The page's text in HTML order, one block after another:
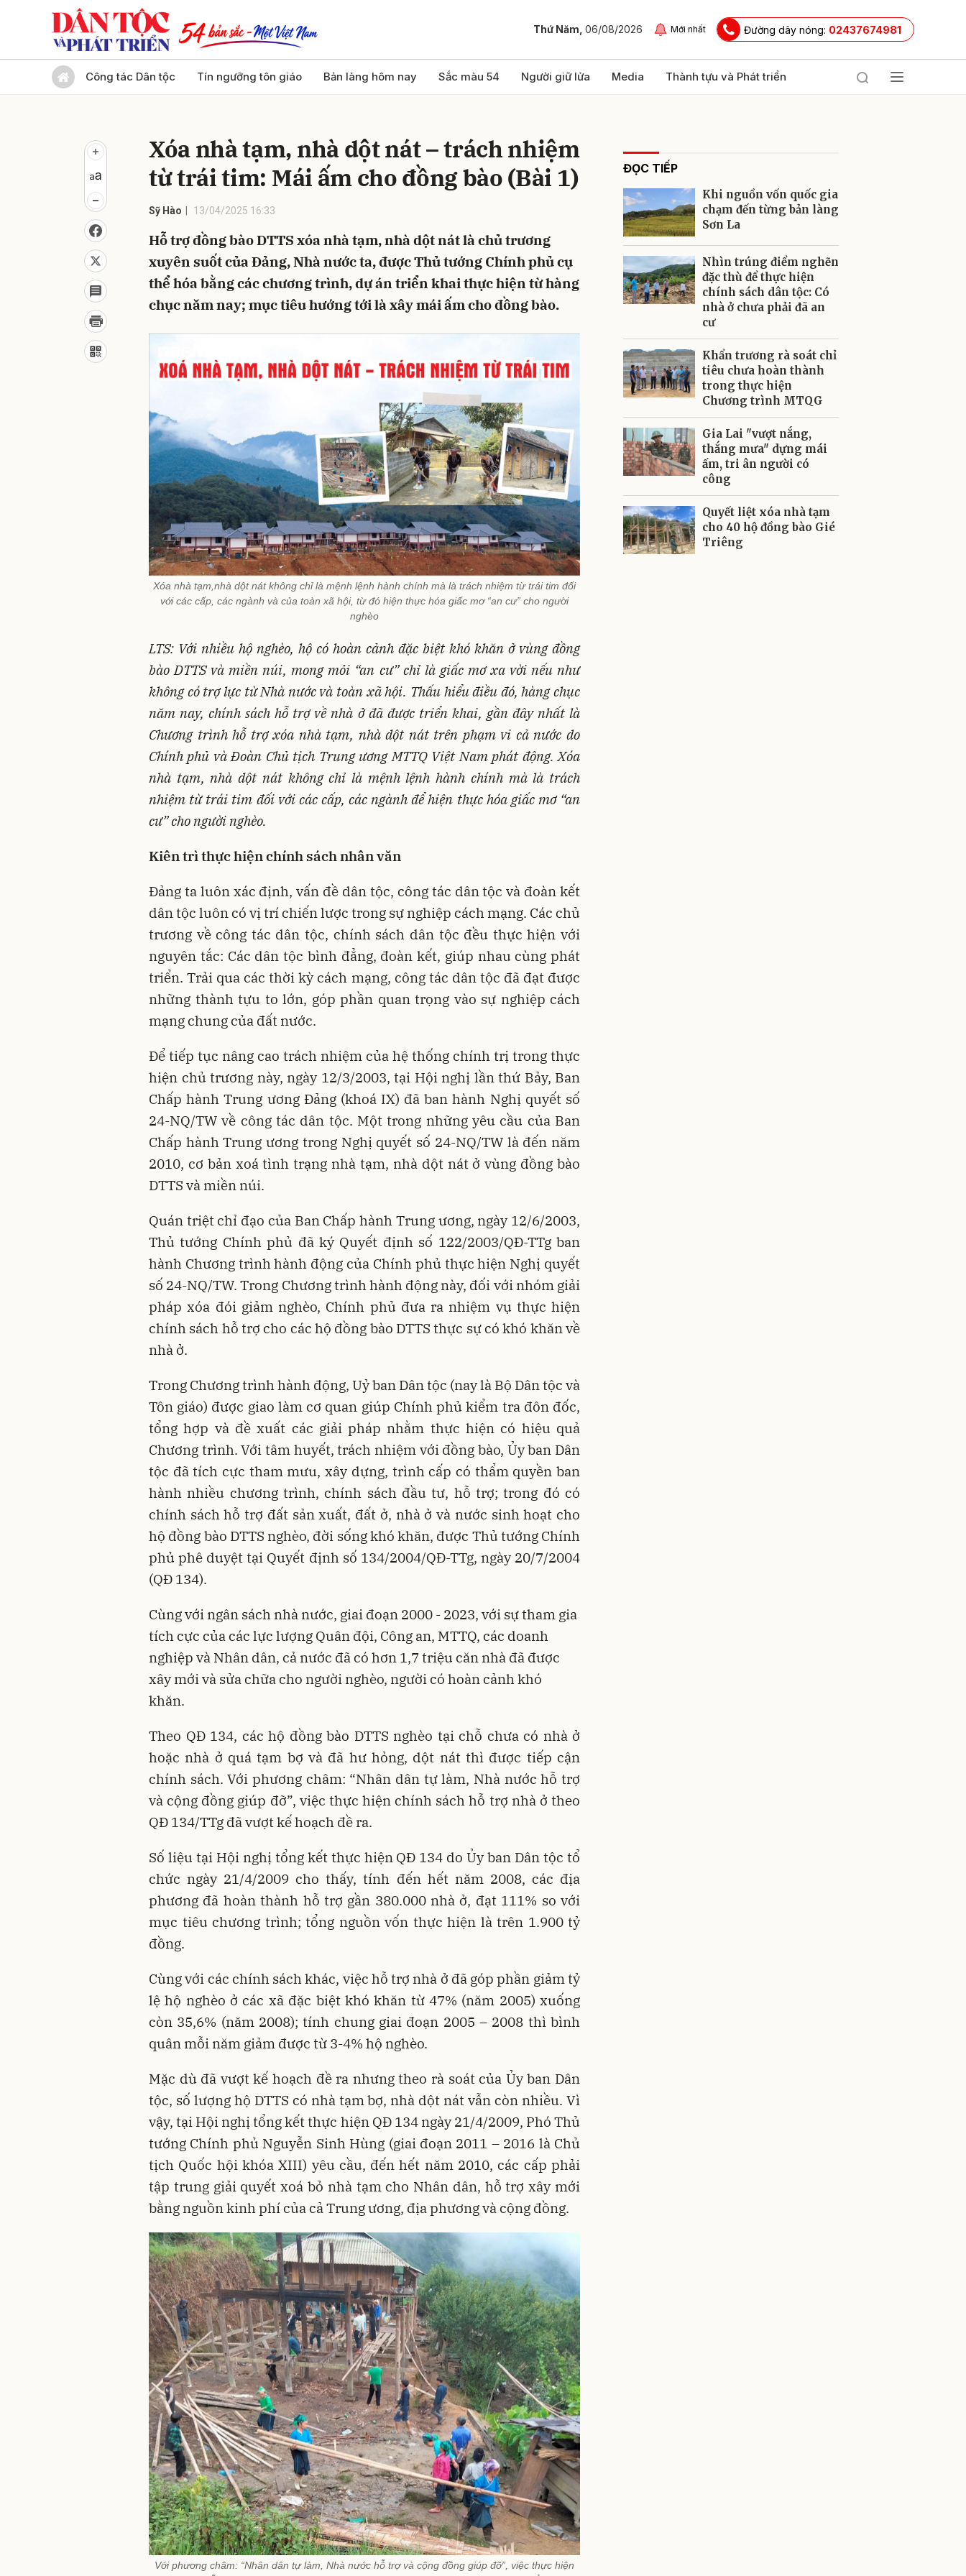
Thứ Năm, 06/08/2026 Mới nhất Đường dây nóng: 02437674981
Công tác Dân tộc Tín ngưỡng tôn giáo Bản làng hôm nay Sắc màu 54 Người giữ lửa Media Thành tựu và Phát triển
Xóa nhà tạm, nhà dột nát – trách nhiệm
từ trái tim: Mái ấm cho đồng bào (Bài 1)
Sỹ Hào 13/04/2025 16:33
Hỗ trợ đồng bào DTTS xóa nhà tạm, nhà dột nát là chủ trương
xuyên suốt của Đảng, Nhà nước ta, được Thủ tướng Chính phủ cụ
thể hóa bằng các chương trình, dự án triển khai thực hiện từ hàng
chục năm nay; mục tiêu hướng tới là xây mái ấm cho đồng bào.
Xóa nhà tạm,nhà dột nát không chỉ là mệnh lệnh hành chính mà là trách nhiệm từ trái tim đối
với các cấp, các ngành và của toàn xã hội, từ đó hiện thực hóa giấc mơ “an cư” cho người
nghèo
LTS: Với nhiều hộ nghèo, hộ có hoàn cảnh đặc biệt khó khăn ở vùng đồng
bào DTTS và miền núi, mong mỏi “an cư” chỉ là giấc mơ xa vời nếu như
không có trợ lực từ Nhà nước và toàn xã hội. Thấu hiểu điều đó, hàng chục
năm nay, chính sách hỗ trợ về nhà ở đã được triển khai, gần đây nhất là
Chương trình hỗ trợ xóa nhà tạm, nhà dột nát trên phạm vi cả nước do
Chính phủ và Đoàn Chủ tịch Trung ương MTTQ Việt Nam phát động. Xóa
nhà tạm, nhà dột nát không chỉ là mệnh lệnh hành chính mà là trách
nhiệm từ trái tim đối với các cấp, các ngành để hiện thực hóa giấc mơ “an
cư” cho người nghèo.
Kiên trì thực hiện chính sách nhân văn
Đảng ta luôn xác định, vấn đề dân tộc, công tác dân tộc và đoàn kết
dân tộc luôn có vị trí chiến lược trong sự nghiệp cách mạng. Các chủ
trương về công tác dân tộc, chính sách dân tộc đều thực hiện với
nguyên tắc: Các dân tộc bình đẳng, đoàn kết, giúp nhau cùng phát
triển. Trải qua các thời kỳ cách mạng, công tác dân tộc đã đạt được
những thành tựu to lớn, góp phần quan trọng vào sự nghiệp cách
mạng chung của đất nước.
Để tiếp tục nâng cao trách nhiệm của hệ thống chính trị trong thực
hiện chủ trương này, ngày 12/3/2003, tại Hội nghị lần thứ Bảy, Ban
Chấp hành Trung ương Đảng (khoá IX) đã ban hành Nghị quyết số
24-NQ/TW về công tác dân tộc. Một trong những yêu cầu của Ban
Chấp hành Trung ương trong Nghị quyết số 24-NQ/TW là đến năm
2010, cơ bản xoá tình trạng nhà tạm, nhà dột nát ở vùng đồng bào
DTTS và miền núi.
Quán triệt chỉ đạo của Ban Chấp hành Trung ương, ngày 12/6/2003,
Thủ tướng Chính phủ đã ký Quyết định số 122/2003/QĐ-TTg ban
hành Chương trình hành động của Chính phủ thực hiện Nghị quyết
số 24-NQ/TW. Trong Chương trình hành động này, đối với nhóm giải
pháp xóa đói giảm nghèo, Chính phủ đưa ra nhiệm vụ thực hiện
chính sách hỗ trợ cho các hộ đồng bào DTTS thực sự có khó khăn về
nhà ở.
Trong Chương trình hành động, Uỷ ban Dân tộc (nay là Bộ Dân tộc và
Tôn giáo) được giao làm cơ quan giúp Chính phủ kiểm tra đôn đốc,
tổng hợp và đề xuất các giải pháp nhằm thực hiện có hiệu quả
Chương trình. Với tâm huyết, trách nhiệm với đồng bào, Ủy ban Dân
tộc đã tích cực tham mưu, xây dựng, trình cấp có thẩm quyền ban
hành nhiều chương trình, chính sách đầu tư, hỗ trợ; trong đó có
chính sách hỗ trợ đất sản xuất, đất ở, nhà ở và nước sinh hoạt cho
hộ đồng bào DTTS nghèo, đời sống khó khăn, được Thủ tướng Chính
phủ phê duyệt tại Quyết định số 134/2004/QĐ-TTg, ngày 20/7/2004
(QĐ 134).
Cùng với ngân sách nhà nước, giai đoạn 2000 - 2023, với sự tham gia
tích cực của các lực lượng Quân đội, Công an, MTTQ, các doanh
nghiệp và Nhân dân, cả nước đã có hơn 1,7 triệu căn nhà đã được
xây mới và sửa chữa cho người nghèo, người có hoàn cảnh khó
khăn.
Theo QĐ 134, các hộ đồng bào DTTS nghèo tại chỗ chưa có nhà ở
hoặc nhà ở quá tạm bợ và đã hư hỏng, dột nát thì được tiếp cận
chính sách. Với phương châm: “Nhân dân tự làm, Nhà nước hỗ trợ
và cộng đồng giúp đỡ”, việc thực hiện chính sách hỗ trợ nhà ở theo
QĐ 134/TTg đã vượt kế hoạch đề ra.
Số liệu tại Hội nghị tổng kết thực hiện QĐ 134 do Ủy ban Dân tộc tổ
chức ngày 21/4/2009 cho thấy, tính đến hết năm 2008, các địa
phương đã hoàn thành hỗ trợ gần 380.000 nhà ở, đạt 111% so với
mục tiêu chương trình; tổng nguồn vốn thực hiện là trên 1.900 tỷ
đồng.
Cùng với các chính sách khác, việc hỗ trợ nhà ở đã góp phần giảm tỷ
lệ hộ nghèo ở các xã đặc biệt khó khăn từ 47% (năm 2005) xuống
còn 35,6% (năm 2008); tính chung giai đoạn 2005 – 2008 thì bình
quân mỗi năm giảm được từ 3-4% hộ nghèo.
Mặc dù đã vượt kế hoạch đề ra nhưng theo rà soát của Ủy ban Dân
tộc, số lượng hộ DTTS có nhà tạm bợ, nhà dột nát vẫn còn nhiều. Vì
vậy, tại Hội nghị tổng kết thực hiện QĐ 134 ngày 21/4/2009, Phó Thủ
tướng Chính phủ Nguyễn Sinh Hùng (giai đoạn 2011 – 2016 là Chủ
tịch Quốc hội khóa XIII) yêu cầu, đến hết năm 2010, các cấp phải
tập trung giải quyết xoá bỏ nhà tạm cho Nhân dân, hỗ trợ xây mới
bằng nguồn kinh phí của cả Trung ương, địa phương và cộng đồng.
Với phương châm: “Nhân dân tự làm, Nhà nước hỗ trợ và cộng đồng giúp đỡ”, việc thực hiện
ĐỌC TIẾP
Khi nguồn vốn quốc gia
chạm đến từng bản làng
Sơn La
Nhìn trúng điểm nghẽn
đặc thù để thực hiện
chính sách dân tộc: Có
nhà ở chưa phải đã an
cư
Khẩn trương rà soát chỉ
tiêu chưa hoàn thành
trong thực hiện
Chương trình MTQG
Gia Lai "vượt nắng,
thắng mưa" dựng mái
ấm, tri ân người có
công
Quyết liệt xóa nhà tạm
cho 40 hộ đồng bào Gié
Triêng
Gửi bình luận
Gửi